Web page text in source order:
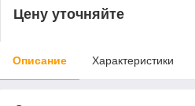
Цену уточняйте
Описание Характеристики